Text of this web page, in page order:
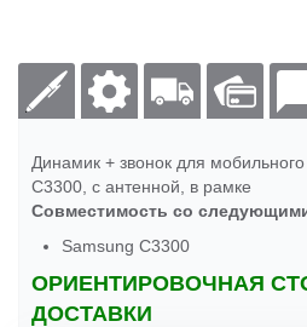
Динамик + звонок для
C3300, с антенной, в рамке
Совместимость со
Samsung C3300
ОРИЕНТИРОВОЧНАЯ
ДОСТАВКИ